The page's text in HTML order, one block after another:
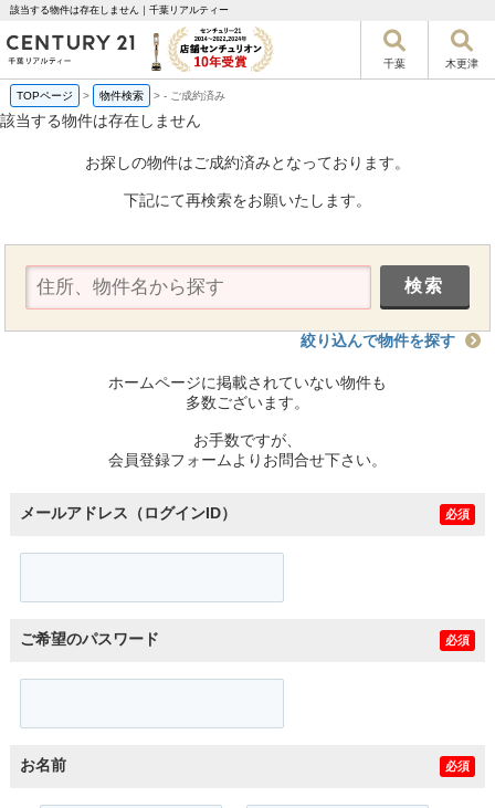
該当する物件は存在しません｜千葉リアルティー
千葉 木更津
TOPページ > 物件検索 >- ご成約済み
該当する物件は存在しません
お探しの物件はご成約済みとなっております。
下記にて再検索をお願いたします。
絞り込んで物件を探す
ホームページに掲載されていない物件も
多数ございます。
お手数ですが、
会員登録フォームよりお問合せ下さい。
メールアドレス（ログインID） 必須
ご希望のパスワード 必須
お名前 必須